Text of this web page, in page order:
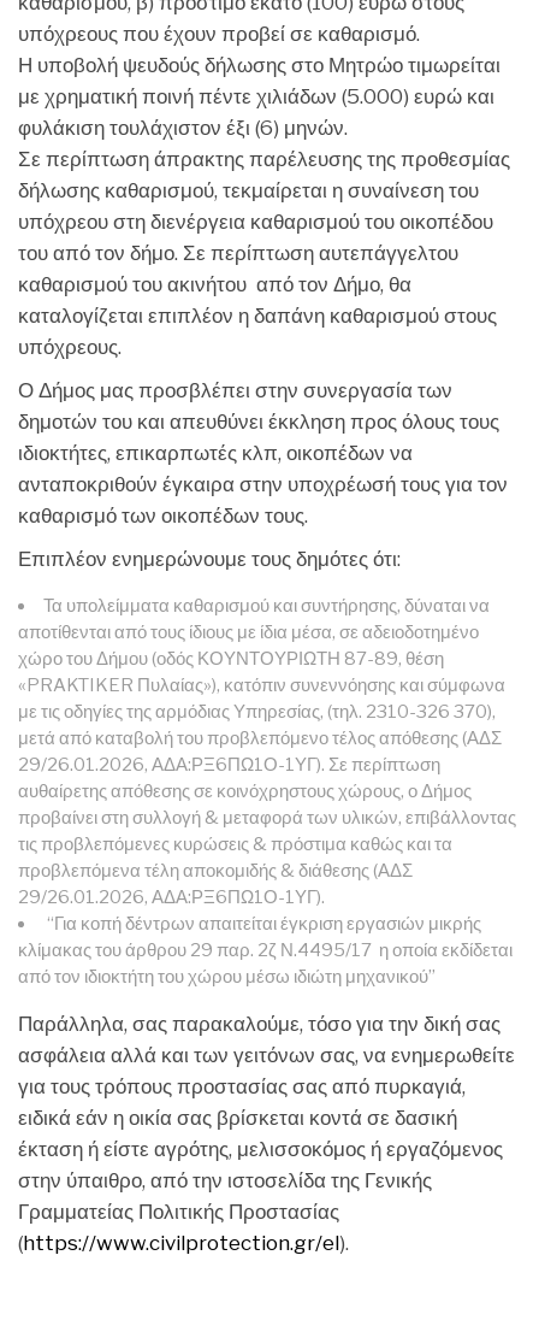
υπόχρεους που έχουν προβεί σε καθαρισμό.
Η υποβολή ψευδούς δήλωσης στο Μητρώο τιμωρείται
με χρηματική ποινή πέντε χιλιάδων (5.000) ευρώ και
φυλάκιση τουλάχιστον έξι (6) μηνών.
Σε περίπτωση άπρακτης παρέλευσης της προθεσμίας
δήλωσης καθαρισμού, τεκμαίρεται η συναίνεση του
υπόχρεου στη διενέργεια καθαρισμού του οικοπέδου
του από τον δήμο. Σε περίπτωση αυτεπάγγελτου
καθαρισμού του ακινήτου από τον Δήμο, θα
καταλογίζεται επιπλέον η δαπάνη καθαρισμού στους
υπόχρεους.
Ο Δήμος μας προσβλέπει στην συνεργασία των
δημοτών του και απευθύνει έκκληση προς όλους τους
ιδιοκτήτες, επικαρπωτές κλπ, οικοπέδων να
ανταποκριθούν έγκαιρα στην υποχρέωσή τους για τον
καθαρισμό των οικοπέδων τους.
Επιπλέον ενημερώνουμε τους δημότες ότι:
Τα υπολείμματα καθαρισμού και συντήρησης, δύναται να
αποτίθενται από τους ίδιους με ίδια μέσα, σε αδειοδοτημένο
χώρο του Δήμου (οδός ΚΟΥΝΤΟΥΡΙΩΤΗ 87-89, θέση
«PRAKTIKER Πυλαίας»), κατόπιν συνεννόησης και σύμφωνα
με τις οδηγίες της αρμόδιας Υπηρεσίας, (τηλ. 2310-326 370),
μετά από καταβολή του προβλεπόμενο τέλος απόθεσης (ΑΔΣ
29/26.01.2026, ΑΔΑ:ΡΞ6ΠΩ1Ο-1ΥΓ). Σε περίπτωση
αυθαίρετης απόθεσης σε κοινόχρηστους χώρους, ο Δήμος
προβαίνει στη συλλογή & μεταφορά των υλικών, επιβάλλοντας
τις προβλεπόμενες κυρώσεις & πρόστιμα καθώς και τα
προβλεπόμενα τέλη αποκομιδής & διάθεσης (ΑΔΣ
29/26.01.2026, ΑΔΑ:ΡΞ6ΠΩ1Ο-1ΥΓ).
“Για κοπή δέντρων απαιτείται έγκριση εργασιών μικρής
κλίμακας του άρθρου 29 παρ. 2ζ Ν.4495/17 η οποία εκδίδεται
από τον ιδιοκτήτη του χώρου μέσω ιδιώτη μηχανικού”
Παράλληλα, σας παρακαλούμε, τόσο για την δική σας
ασφάλεια αλλά και των γειτόνων σας, να ενημερωθείτε
για τους τρόπους προστασίας σας από πυρκαγιά,
ειδικά εάν η οικία σας βρίσκεται κοντά σε δασική
έκταση ή είστε αγρότης, μελισσοκόμος ή εργαζόμενος
στην ύπαιθρο, από την ιστοσελίδα της Γενικής
Γραμματείας Πολιτικής Προστασίας
(https://www.civilprotection.gr/el).